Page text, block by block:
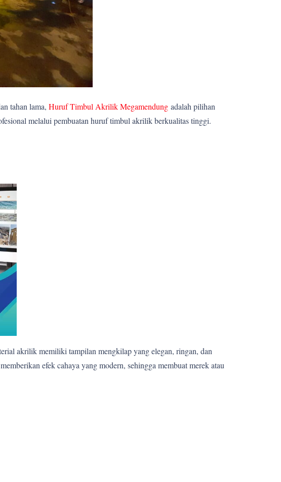
tahan lama, Huruf Timbul Akrilik Megamendung adalah pilihan
melalui pembuatan huruf timbul akrilik berkualitas tinggi.
akrilik memiliki tampilan mengkilap yang elegan, ringan, dan
efek cahaya yang modern, sehingga membuat merek atau